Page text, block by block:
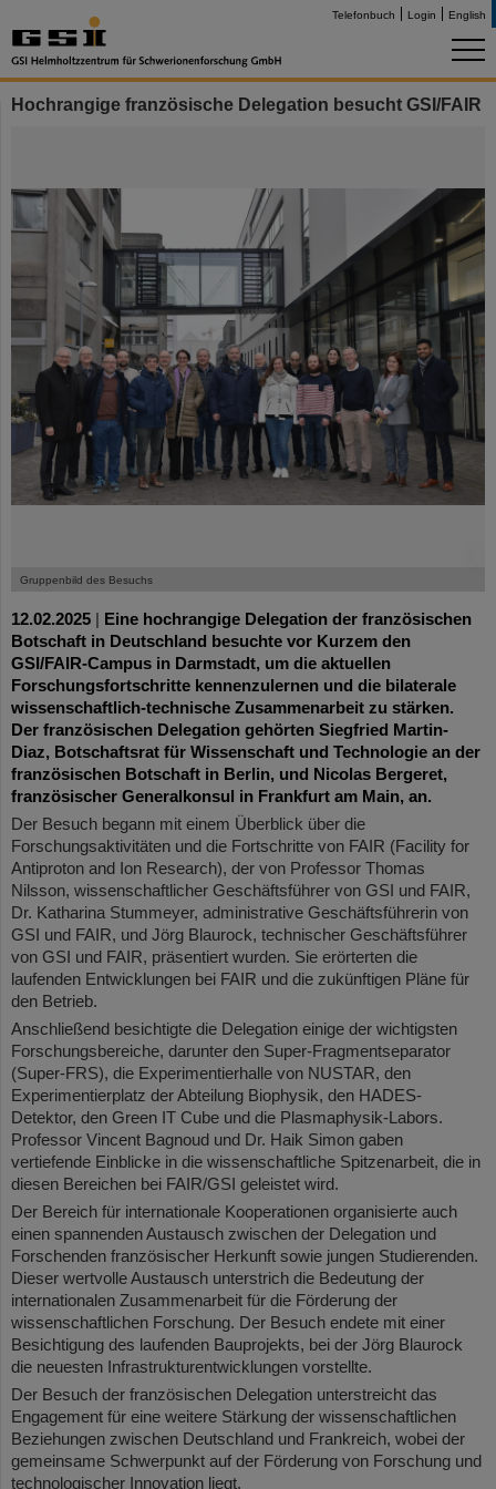
Telefonbuch Login English
Hochrangige französische Delegation besucht GSI/FAIR
Gruppenbild des Besuchs
12.02.2025
Eine hochrangige Delegation der französischen
Botschaft in Deutschland besuchte vor Kurzem den
GSI/FAIR-Campus in Darmstadt, um die aktuellen
Forschungsfortschritte kennenzulernen und die bilaterale
wissenschaftlich-technische Zusammenarbeit zu stärken.
Der französischen Delegation gehörten Siegfried Martin-
Diaz, Botschaftsrat für Wissenschaft und Technologie an der
französischen Botschaft in Berlin, und Nicolas Bergeret,
französischer Generalkonsul in Frankfurt am Main, an.
Der Besuch begann mit einem Überblick über die
Forschungsaktivitäten und die Fortschritte von FAIR (Facility for
Antiproton and Ion Research), der von Professor Thomas
Nilsson, wissenschaftlicher Geschäftsführer von GSI und FAIR,
Dr. Katharina Stummeyer, administrative Geschäftsführerin von
GSI und FAIR, und Jörg Blaurock, technischer Geschäftsführer
von GSI und FAIR, präsentiert wurden. Sie erörterten die
laufenden Entwicklungen bei FAIR und die zukünftigen Pläne für
den Betrieb.
Anschließend besichtigte die Delegation einige der wichtigsten
Forschungsbereiche, darunter den Super-Fragmentseparator
(Super-FRS), die Experimentierhalle von NUSTAR, den
Experimentierplatz der Abteilung Biophysik, den HADES-
Detektor, den Green IT Cube und die Plasmaphysik-Labors.
Professor Vincent Bagnoud und Dr. Haik Simon gaben
vertiefende Einblicke in die wissenschaftliche Spitzenarbeit, die in
diesen Bereichen bei FAIR/GSI geleistet wird.
Der Bereich für internationale Kooperationen organisierte auch
einen spannenden Austausch zwischen der Delegation und
Forschenden französischer Herkunft sowie jungen Studierenden.
Dieser wertvolle Austausch unterstrich die Bedeutung der
internationalen Zusammenarbeit für die Förderung der
wissenschaftlichen Forschung. Der Besuch endete mit einer
Besichtigung des laufenden Bauprojekts, bei der Jörg Blaurock
die neuesten Infrastrukturentwicklungen vorstellte.
Der Besuch der französischen Delegation unterstreicht das
Engagement für eine weitere Stärkung der wissenschaftlichen
Beziehungen zwischen Deutschland und Frankreich, wobei der
gemeinsame Schwerpunkt auf der Förderung von Forschung und
technologischer Innovation liegt.